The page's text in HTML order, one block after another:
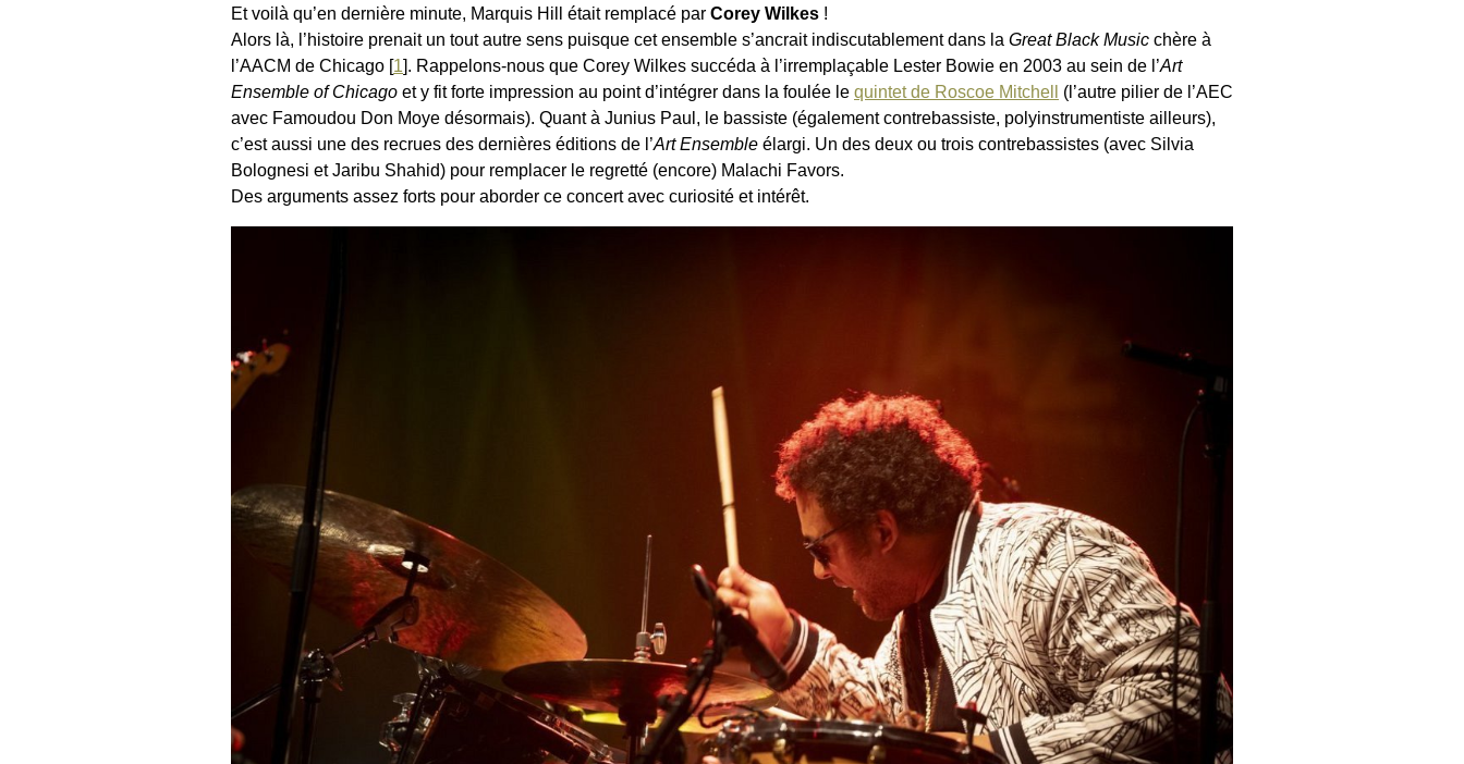
Et voilà qu’en dernière minute, Marquis Hill était remplacé par Corey Wilkes !
Alors là, l’histoire prenait un tout autre sens puisque cet ensemble s’ancrait indiscutablement dans la Great Black Music chère à
l’AACM de Chicago [1]. Rappelons-nous que Corey Wilkes succéda à l’irremplaçable Lester Bowie en 2003 au sein de l’Art
Ensemble of Chicago et y fit forte impression au point d’intégrer dans la foulée le quintet de Roscoe Mitchell (l’autre pilier de l’AEC
avec Famoudou Don Moye désormais). Quant à Junius Paul, le bassiste (également contrebassiste, polyinstrumentiste ailleurs),
c’est aussi une des recrues des dernières éditions de l’Art Ensemble élargi. Un des deux ou trois contrebassistes (avec Silvia
Bolognesi et Jaribu Shahid) pour remplacer le regretté (encore) Malachi Favors.
Des arguments assez forts pour aborder ce concert avec curiosité et intérêt.